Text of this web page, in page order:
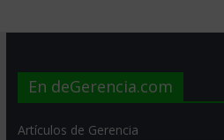
En deGerencia.com
Artículos de Gerencia